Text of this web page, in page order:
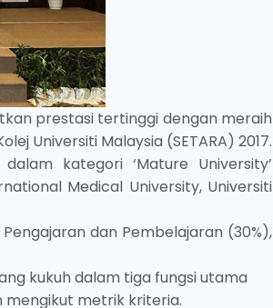
prestasi tertinggi dengan meraih
Universiti Malaysia (SETARA) 2017.
kategori ‘Mature University’
Medical University, Universiti
dan Pembelajaran (30%),
kukuh dalam tiga fungsi utama
mengikut metrik kriteria.